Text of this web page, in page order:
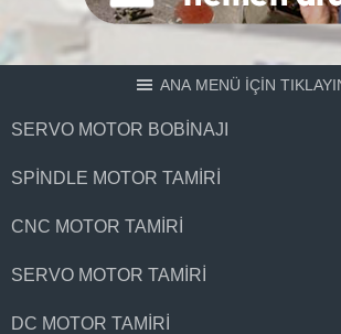
ANA MENÜ İÇİN
SERVO MOTOR BOBINAJI
SPINDLE MOTOR TAMIRI
CNC MOTOR TAMIRI
SERVO MOTOR TAMIRI
DC MOTOR TAMIRI